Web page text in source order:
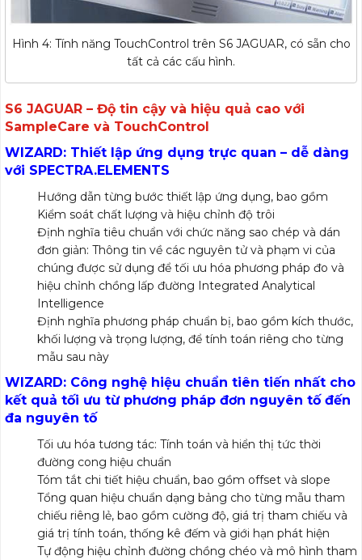
Hình 4: Tính năng TouchControl trên S6 JAGUAR, có sẵn cho
tất cả các cấu hình.
S6 JAGUAR – Độ tin cậy và hiệu quả cao với
SampleCare và TouchControl
WIZARD: Thiết lập ứng dụng trực quan – dễ dàng
với SPECTRA.ELEMENTS
Hướng dẫn từng bước thiết lập ứng dụng, bao gồm
Kiểm soát chất lượng và hiệu chỉnh độ trôi
Định nghĩa tiêu chuẩn với chức năng sao chép và dán
đơn giản: Thông tin về các nguyên tử và phạm vi của
chúng được sử dụng để tối ưu hóa phương pháp đo và
hiệu chỉnh chồng lấp đường Integrated Analytical
Intelligence
Định nghĩa phương pháp chuẩn bị, bao gồm kích thước,
khối lượng và trọng lượng, để tính toán riêng cho từng
mẫu sau này
WIZARD: Công nghệ hiệu chuẩn tiên tiến nhất cho
kết quả tối ưu từ phương pháp đơn nguyên tố đến
đa nguyên tố
Tối ưu hóa tương tác: Tính toán và hiển thị tức thời
đường cong hiệu chuẩn
Tóm tắt chi tiết hiệu chuẩn, bao gồm offset và slope
Tổng quan hiệu chuẩn dạng bảng cho từng mẫu tham
chiếu riêng lẻ, bao gồm cường độ, giá trị tham chiếu và
giá trị tính toán, thống kê đếm và giới hạn phát hiện
Tự động hiệu chỉnh đường chồng chéo và mô hình tham